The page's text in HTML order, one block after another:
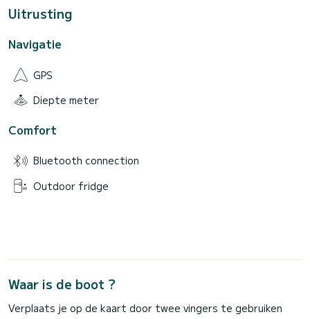
Uitrusting
Navigatie
GPS
Diepte meter
Comfort
Bluetooth connection
Outdoor fridge
Waar is de boot ?
Verplaats je op de kaart door twee vingers te gebruiken